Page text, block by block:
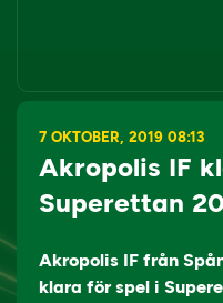
7 OKTOBER, 2019 08:13
Akropolis IF
Superettan
Akropolis IF från
klara för spel i